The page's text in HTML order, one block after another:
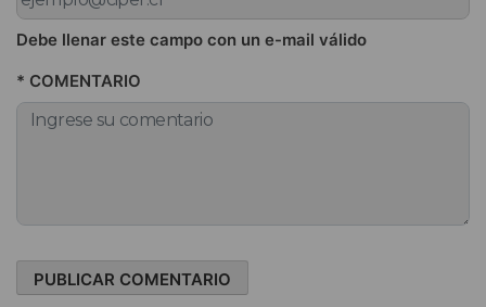
Debe llenar este campo con un e-mail válido
* COMENTARIO